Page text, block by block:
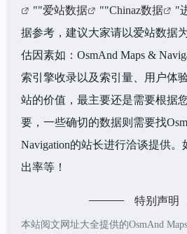
""爱站数据 ""Chinaz数据
"
据参考，建议大家请以爱站数据
估因素如：OsmAnd Maps &
索引擎收录以及索引量、用户体
站的价值，最主要还是需要根据
要，一些确切的数据则需要找
Navigation的站长进行洽谈提供
出率等！
特别声明
本站阅文网址大全提供的OsmAnd